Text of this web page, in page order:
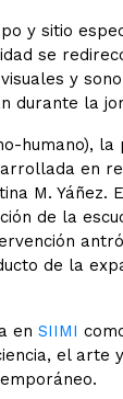
y sitio
se
y
durante la
humano), la
en
M. Yáñez.
de la
de la
en SIIMI
el arte